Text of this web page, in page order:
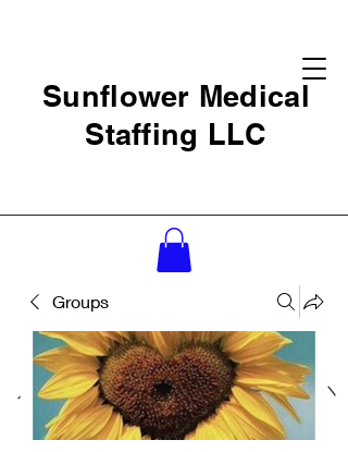
Sunflower Medical
Staffing LLC
Groups